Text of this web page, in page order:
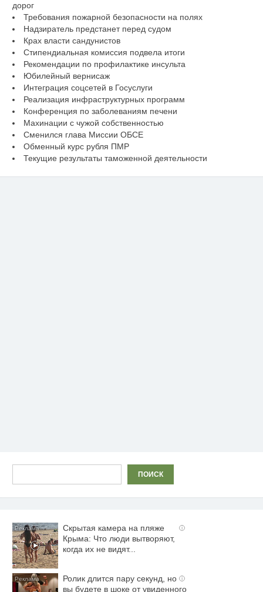
дорог
Требования пожарной безопасности на полях
Надзиратель предстанет перед судом
Крах власти сандунистов
Стипендиальная комиссия подвела итоги
Рекомендации по профилактике инсульта
Юбилейный вернисаж
Интеграция соцсетей в Госуслуги
Реализация инфраструктурных программ
Конференция по заболеваниям печени
Махинации с чужой собственностью
Сменился глава Миссии ОБСЕ
Обменный курс рубля ПМР
Текущие результаты таможенной деятельности
ПОИСК
i
Скрытая камера на пляже
Крыма: Что люди вытворяют,
когда их не видят...
i
Ролик длится пару секунд, но
вы будете в шоке от увиденного